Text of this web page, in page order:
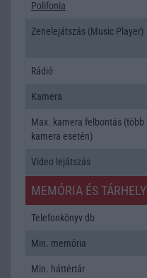
Polifonia
Zenelejátszás (Music Player)
Rádió
Kamera
Max. kamera felbontás (több
kamera esetén)
Video lejátszás
MEMÓRIA ÉS TÁRHELY
Telefonkönyv db
Min. memória
Min. háttértár